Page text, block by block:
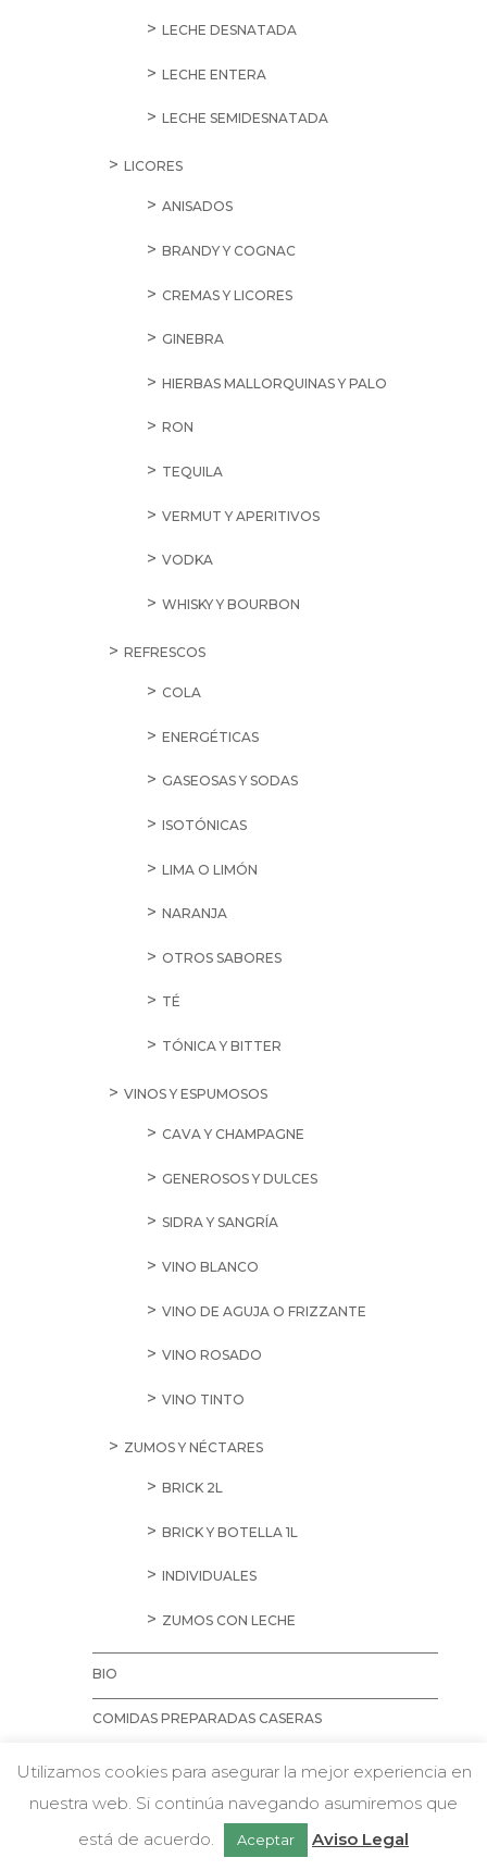
LECHE DESNATADA
LECHE ENTERA
LECHE SEMIDESNATADA
LICORES
ANISADOS
BRANDY Y COGNAC
CREMAS Y LICORES
GINEBRA
HIERBAS MALLORQUINAS Y PALO
RON
TEQUILA
VERMUT Y APERITIVOS
VODKA
WHISKY Y BOURBON
REFRESCOS
COLA
ENERGÉTICAS
GASEOSAS Y SODAS
ISOTÓNICAS
LIMA O LIMÓN
NARANJA
OTROS SABORES
TÉ
TÓNICA Y BITTER
VINOS Y ESPUMOSOS
CAVA Y CHAMPAGNE
GENEROSOS Y DULCES
SIDRA Y SANGRÍA
VINO BLANCO
VINO DE AGUJA O FRIZZANTE
VINO ROSADO
VINO TINTO
ZUMOS Y NÉCTARES
BRICK 2L
BRICK Y BOTELLA 1L
INDIVIDUALES
ZUMOS CON LECHE
BIO
COMIDAS PREPARADAS CASERAS
ENTRANTES Y GUARNICIONES
PASTAS
w Chatea con nosotros
Utilizamos cookies para asegurar la mejor experiencia en
nuestra web. Si continúa navegando asumiremos que
está de acuerdo.
Aceptar Aviso Legal